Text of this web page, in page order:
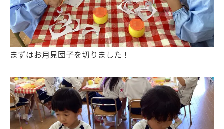
まずはお月見団子を切りました！